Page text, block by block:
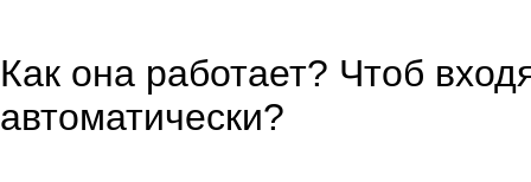
Как она работает? Чтоб
автоматически?